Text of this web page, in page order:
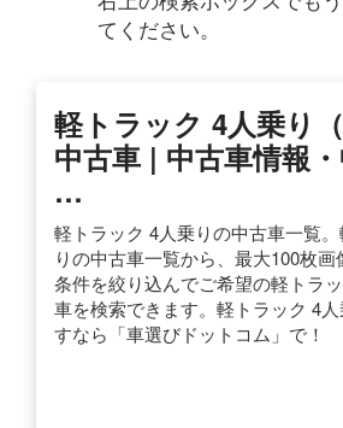
てください。
軽トラック 4人乗り
中古車 | 中古車情報
…
軽トラック 4人乗りの中古車一覧
りの中古車一覧から、最大100枚
条件を絞り込んでご希望の軽トラ
車を検索できます。軽トラック 4
すなら「車選びドットコム」で！